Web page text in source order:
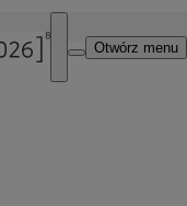
Otwórz menu